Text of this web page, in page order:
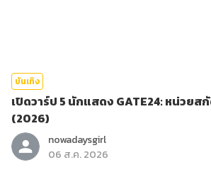
บันเทิง
เปิดวาร์ป 5 นักแสดง GATE24: หน่วย
(2026)
nowadaysgirl
06 ส.ค. 2026